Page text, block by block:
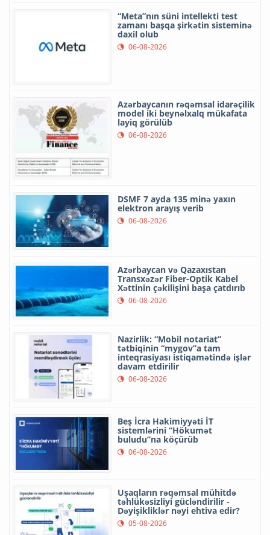
“Meta”nın süni intellekti test
zamanı başqa şirkətin sisteminə
daxil olub
06-08-2026
Azərbaycanın rəqəmsal idarəçilik
model iki beynəlxalq mükafata
layiq görülüb
06-08-2026
DSMF 7 ayda 135 minə yaxın
elektron arayış verib
06-08-2026
Azərbaycan və Qazaxıstan
Transxəzər Fiber-Optik Kabel
Xəttinin çəkilişini başa çatdırıb
06-08-2026
Nazirlik: “Mobil notariat”
tətbiqinin “mygov”a tam
inteqrasiyası istiqamətində işlər
davam etdirilir
06-08-2026
Beş İcra Hakimiyyəti İT
sistemlərini “Hökumət
buludu”na köçürüb
06-08-2026
Uşaqların rəqəmsal mühitdə
təhlükəsizliyi gücləndirilir -
Dəyişikliklər nəyi ehtiva edir?
05-08-2026